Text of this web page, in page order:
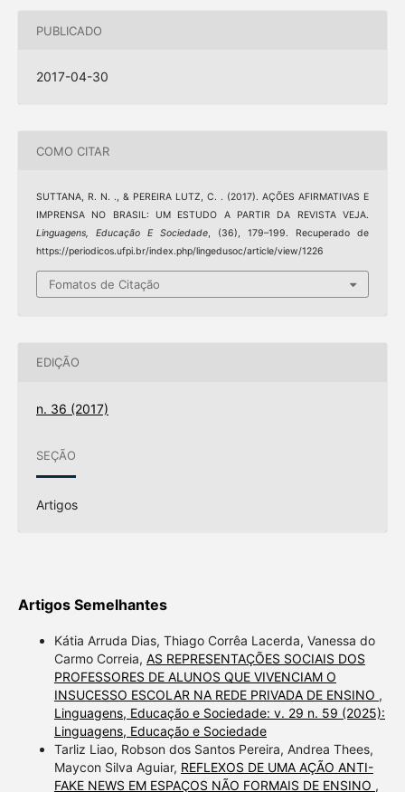
PUBLICADO
2017-04-30
COMO CITAR
SUTTANA, R. N. ., & PEREIRA LUTZ, C. . (2017). AÇÕES AFIRMATIVAS E
IMPRENSA NO BRASIL: UM ESTUDO A PARTIR DA REVISTA VEJA.
Linguagens, Educação E Sociedade, (36), 179–199. Recuperado de
https://periodicos.ufpi.br/index.php/lingedusoc/article/view/1226
Fomatos de Citação
EDIÇÃO
n. 36 (2017)
SEÇÃO
Artigos
Artigos Semelhantes
Kátia Arruda Dias, Thiago Corrêa Lacerda, Vanessa do
Carmo Correia, AS REPRESENTAÇÕES SOCIAIS DOS
PROFESSORES DE ALUNOS QUE VIVENCIAM O
INSUCESSO ESCOLAR NA REDE PRIVADA DE ENSINO ,
Linguagens, Educação e Sociedade: v. 29 n. 59 (2025):
Linguagens, Educação e Sociedade
Tarliz Liao, Robson dos Santos Pereira, Andrea Thees,
Maycon Silva Aguiar, REFLEXOS DE UMA AÇÃO ANTI-
FAKE NEWS EM ESPAÇOS NÃO FORMAIS DE ENSINO ,